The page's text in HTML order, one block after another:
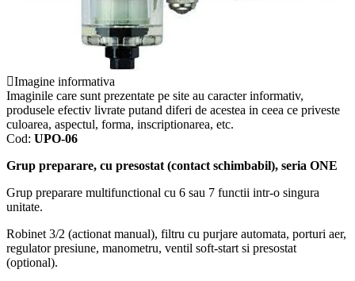
Imagine informativa
Imaginile care sunt prezentate pe site au caracter informativ,
produsele efectiv livrate putand diferi de acestea in ceea ce priveste
culoarea, aspectul, forma, inscriptionarea, etc.
Cod: UPO-06
Grup preparare, cu presostat (contact schimbabil), seria ONE
Grup preparare multifunctional cu 6 sau 7 functii intr-o singura
unitate.
Robinet 3/2 (actionat manual), filtru cu purjare automata, porturi aer,
regulator presiune, manometru, ventil soft-start si presostat
(optional).